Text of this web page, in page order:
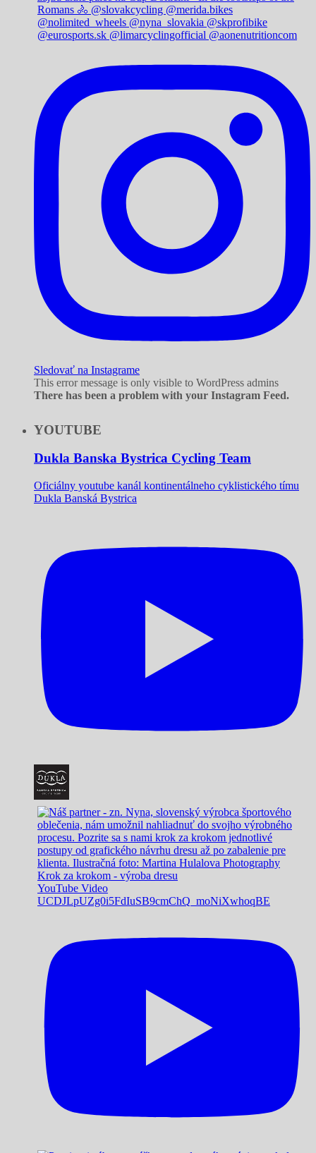
Sledovať na Instagrame
This error message is only visible to WordPress admins
There has been a problem with your Instagram Feed.
YOUTUBE
Dukla Banska Bystrica Cycling Team
Oficiálny youtube kanál kontinentálneho cyklistického tímu
Dukla Banská Bystrica
Krok za krokom - výroba dresu
YouTube Video
UCDJLpUZg0i5FdIuSB9cmChQ_moNiXwhoqBE